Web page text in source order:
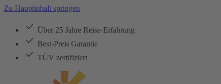
Zu Hauptinhalt springen
Über 25 Jahre Reise-Erfahrung
Best-Preis Garantie
TÜV zertifiziert